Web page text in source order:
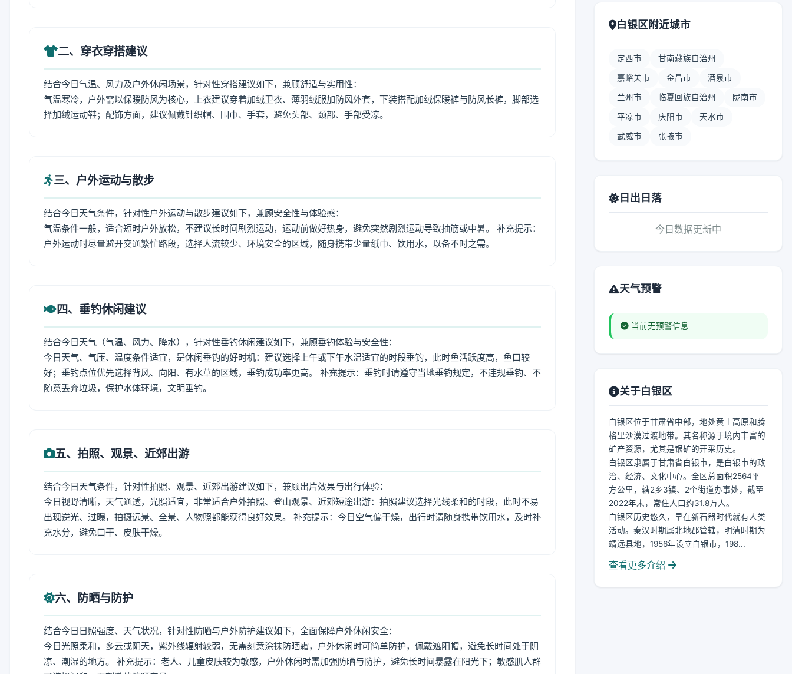
二、穿衣穿搭建议
结合今日气温、风力及户外休闲场景，针对性穿搭建议如下，兼顾舒适与实用性：
气温寒冷，户外需以保暖防风为核心，上衣建议穿着加绒卫衣、薄羽绒服加防风外套，下装搭配加绒保暖裤与防风长裤，脚部选
择加绒运动鞋；配饰方面，建议佩戴针织帽、围巾、手套，避免头部、颈部、手部受凉。
三、户外运动与散步
结合今日天气条件，针对性户外运动与散步建议如下，兼顾安全性与体验感：
气温条件一般，适合短时户外放松，不建议长时间剧烈运动，运动前做好热身，避免突然剧烈运动导致抽筋或中暑。 补充提示：
户外运动时尽量避开交通繁忙路段，选择人流较少、环境安全的区域，随身携带少量纸巾、饮用水，以备不时之需。
四、垂钓休闲建议
结合今日天气（气温、风力、降水），针对性垂钓休闲建议如下，兼顾垂钓体验与安全性：
今日天气、气压、温度条件适宜，是休闲垂钓的好时机：建议选择上午或下午水温适宜的时段垂钓，此时鱼活跃度高，鱼口较
好；垂钓点位优先选择背风、向阳、有水草的区域，垂钓成功率更高。 补充提示：垂钓时请遵守当地垂钓规定，不违规垂钓、不
随意丢弃垃圾，保护水体环境，文明垂钓。
五、拍照、观景、近郊出游
结合今日天气条件，针对性拍照、观景、近郊出游建议如下，兼顾出片效果与出行体验：
今日视野清晰，天气通透，光照适宜，非常适合户外拍照、登山观景、近郊短途出游：拍照建议选择光线柔和的时段，此时不易
出现逆光、过曝，拍摄远景、全景、人物照都能获得良好效果。 补充提示：今日空气偏干燥，出行时请随身携带饮用水，及时补
充水分，避免口干、皮肤干燥。
六、防晒与防护
结合今日日照强度、天气状况，针对性防晒与户外防护建议如下，全面保障户外休闲安全：
今日光照柔和，多云或阴天，紫外线辐射较弱，无需刻意涂抹防晒霜，户外休闲时可简单防护，佩戴遮阳帽，避免长时间处于阴
凉、潮湿的地方。 补充提示：老人、儿童皮肤较为敏感，户外休闲时需加强防晒与防护，避免长时间暴露在阳光下；敏感肌人群
白银区附近城市
定西市 甘南藏族自治州
嘉峪关市 金昌市 酒泉市
兰州市 临夏回族自治州 陇南市
平凉市 庆阳市 天水市
武威市 张掖市
日出日落
今日数据更新中
天气预警
当前无预警信息
关于白银区
白银区位于甘肃省中部，地处黄土高原和腾
格里沙漠过渡地带。其名称源于境内丰富的
矿产资源，尤其是银矿的开采历史。
白银区隶属于甘肃省白银市，是白银市的政
治、经济、文化中心。全区总面积2564平
方公里，辖2乡3镇、2个街道办事处，截至
2022年末，常住人口约31.8万人。
白银区历史悠久，早在新石器时代就有人类
活动。秦汉时期属北地郡管辖，明清时期为
靖远县地，1956年设立白银市，198...
查看更多介绍